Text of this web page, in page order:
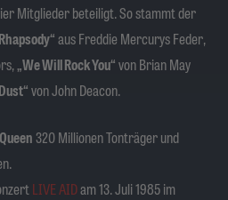
Mitglieder beteiligt. So stammt der
aus Freddie Mercurys Feder,
„We Will Rock You“von Brian May
von John Deacon.
Queen 320 Millionen Tonträger und
LIVE AIDam 13. Juli 1985 im